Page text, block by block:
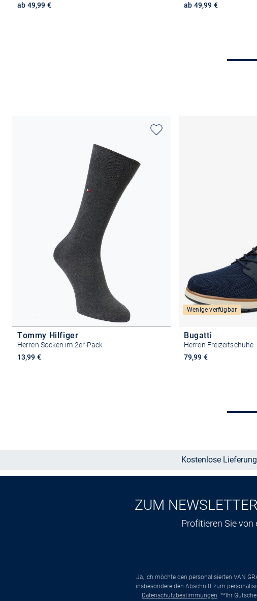
ab 49,99 €
ab 49,99 €
Größe
Tommy Hilfiger
Herren Socken im 2er-Pack
13,99 €
Wenige verfügbar
Bugatti
Herren Freizeitschuhe
79,99 €
Größe
Kostenlose
ZUM
Profitieren Sie
Ja, ich möchte den personalisierten VAN
insbesondere den Abschnitt zum
Datenschutzbestimmungen . **Ihr